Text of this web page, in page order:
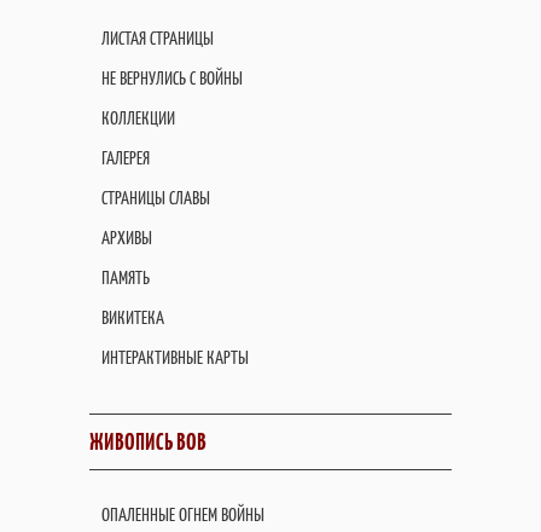
ЛИСТАЯ СТРАНИЦЫ
НЕ ВЕРНУЛИСЬ С ВОЙНЫ
КОЛЛЕКЦИИ
ГАЛЕРЕЯ
СТРАНИЦЫ СЛАВЫ
АРХИВЫ
ПАМЯТЬ
ВИКИТЕКА
ИНТЕРАКТИВНЫЕ КАРТЫ
ЖИВОПИСЬ ВОВ
ОПАЛЕННЫЕ ОГНЕМ ВОЙНЫ